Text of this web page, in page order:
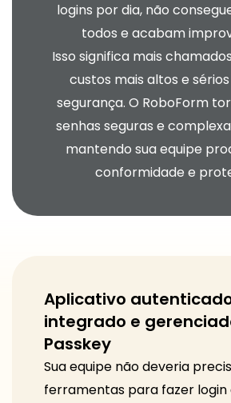
logins por dia, não
todos e acabam
Isso significa mais
custos mais altos e
segurança. O RoboForm
senhas seguras e
mantendo sua equipe
conformidade e
Aplicativo
integrado e
Passkey
Sua equipe não deveria
ferramentas para fazer